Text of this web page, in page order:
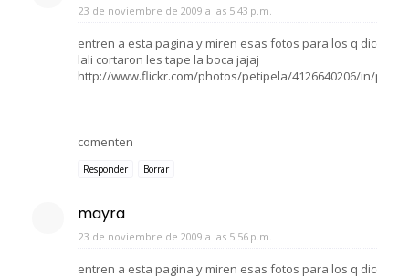
23 de noviembre de 2009 a las 5:43 p.m.
entren a esta pagina y miren esas fotos para los q dicen q
lali cortaron les tape la boca jajaj
http://www.flickr.com/photos/petipela/4126640206/in/
comenten
Responder Borrar
mayra
23 de noviembre de 2009 a las 5:56 p.m.
entren a esta pagina y miren esas fotos para los q dicen q